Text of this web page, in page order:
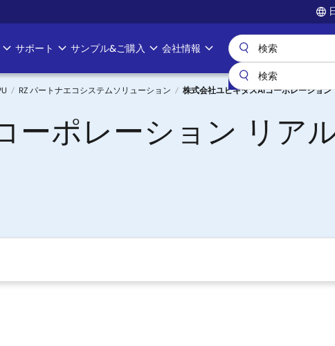
サポート サンプル&ご購入 会社情報
RZ パートナエコシステムソリューション 株式会社ユビキタスAIコーポレーション
ーポレーション リア